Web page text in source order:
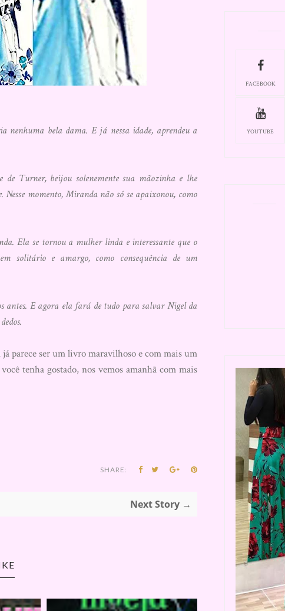
nenhuma bela dama. E já nessa idade, aprendeu a
Turner, beijou solenemente sua mãozinha e lhe
momento, Miranda não só se apaixonou, como
Ela se tornou a mulher linda e interessante que o
solitário e amargo, como consequência de um
antes. E agora ela fará de tudo para salvar Nigel da
parece ser um livro maravilhoso e com mais um
tenha gostado, nos vemos amanhã com mais
SHARE:
Next Story →
FACEBOOK
YOUTUBE